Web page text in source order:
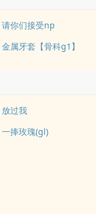
请你们接受np
金属牙套【骨科g1】
放过我
一捧玫瑰(gl)